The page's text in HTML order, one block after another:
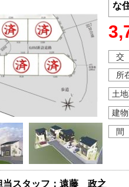
な
交
所
土
建
間
当スタッフ：遠藤　政之
アの土地